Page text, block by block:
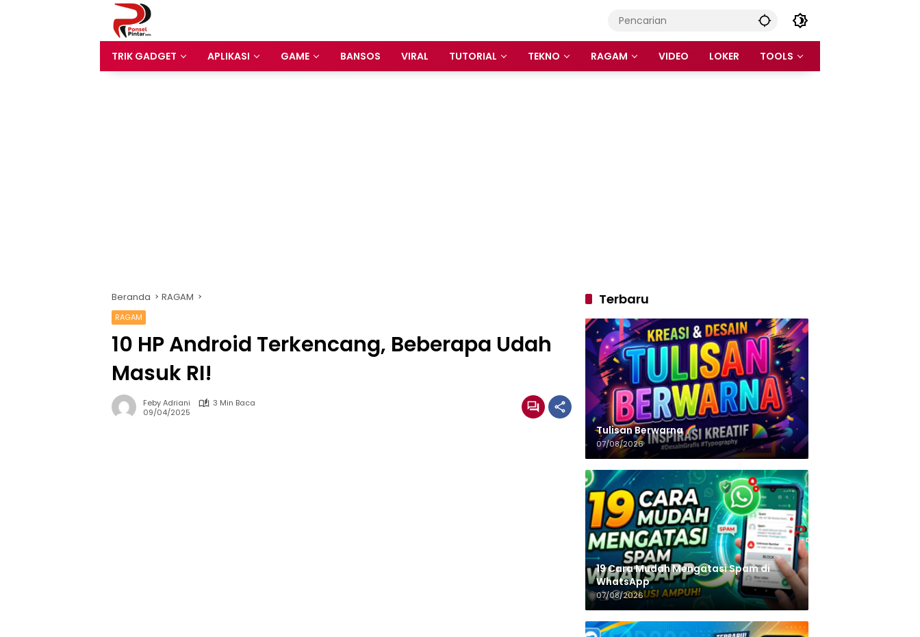
TRIK GADGET
APLIKASI GAME BANSOS VIRAL TUTORIAL TEKNO RAGAM VIDEO LOKER TOOLS
Beranda RAGAM
RAGAM
10 HP Android Terkencang, Beberapa Udah
Masuk RI!
Feby Adriani
3 Min Baca
09/04/2025
Terbaru
Tulisan‌‌‌‌‌‌‌‌‌‌‌‌‌‌‌‌ Berwarna
07/08/2026
19 Cara Mudah Mengatasi Spam di
WhatsApp
07/08/2026